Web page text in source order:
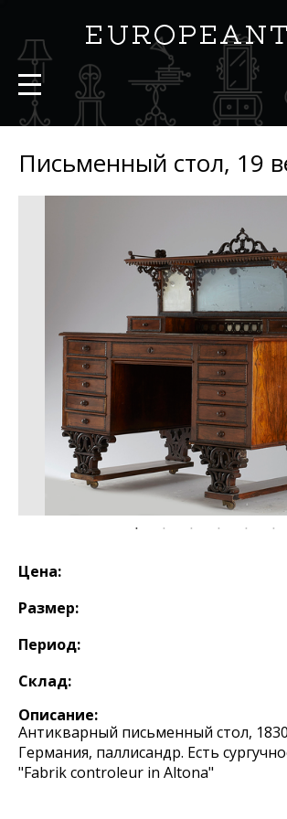
Письменный стол, 19
Цена:
Размер:
Период:
Склад:
Описание:
Антикварный письменный стол,
Германия, паллисандр. Есть
"Fabrik controleur in Altona"